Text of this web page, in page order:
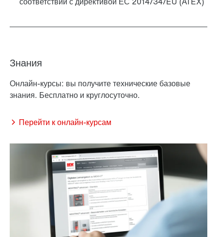
Знания
Онлайн-курсы: вы получите технические базовые
знания. Бесплатно и круглосуточно.
Перейти к онлайн-курсам